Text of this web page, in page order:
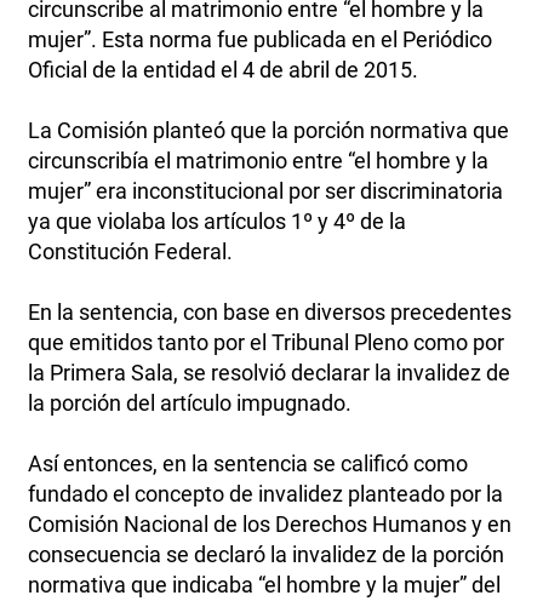
circunscribe al matrimonio entre “el hombre y la
mujer”. Esta norma fue publicada en el Periódico
Oficial de la entidad el 4 de abril de 2015.
La Comisión planteó que la porción normativa que
circunscribía el matrimonio entre “el hombre y la
mujer” era inconstitucional por ser discriminatoria
ya que violaba los artículos 1º y 4º de la
Constitución Federal.
En la sentencia, con base en diversos precedentes
que emitidos tanto por el Tribunal Pleno como por
la Primera Sala, se resolvió declarar la invalidez de
la porción del artículo impugnado.
Así entonces, en la sentencia se calificó como
fundado el concepto de invalidez planteado por la
Comisión Nacional de los Derechos Humanos y en
consecuencia se declaró la invalidez de la porción
normativa que indicaba “el hombre y la mujer” del